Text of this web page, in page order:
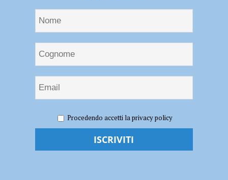
Franco Albertini
Procedendo accetti la privacy policy